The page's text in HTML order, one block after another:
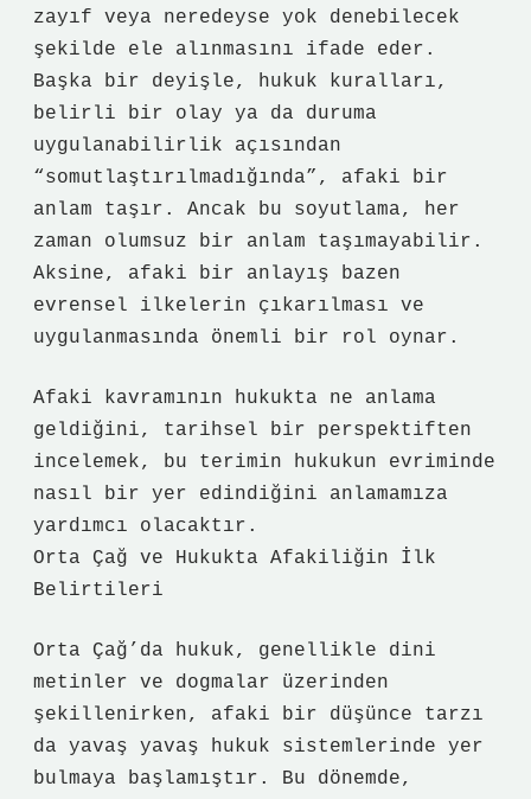
zayıf veya neredeyse yok denebilecek
şekilde ele alınmasını ifade eder.
Başka bir deyişle, hukuk kuralları,
belirli bir olay ya da duruma
uygulanabilirlik açısından
“somutlaştırılmadığında”, afaki bir
anlam taşır. Ancak bu soyutlama, her
zaman olumsuz bir anlam taşımayabilir.
Aksine, afaki bir anlayış bazen
evrensel ilkelerin çıkarılması ve
uygulanmasında önemli bir rol oynar.
Afaki kavramının hukukta ne anlama
geldiğini, tarihsel bir perspektiften
incelemek, bu terimin hukukun evriminde
nasıl bir yer edindiğini anlamamıza
yardımcı olacaktır.
Orta Çağ ve Hukukta Afakiliğin İlk
Belirtileri
Orta Çağ’da hukuk, genellikle dini
metinler ve dogmalar üzerinden
şekillenirken, afaki bir düşünce tarzı
da yavaş yavaş hukuk sistemlerinde yer
bulmaya başlamıştır. Bu dönemde,